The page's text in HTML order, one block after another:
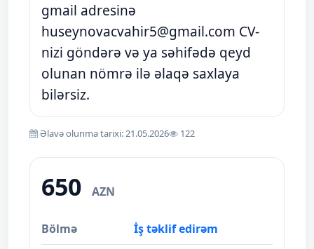
gmail adresinə
huseynovacvahir5@gmail.com CV-
nizi göndərə və ya səhifədə qeyd
olunan nömrə ilə əlaqə saxlaya
bilərsiz.
Əlavə olunma tarixi: 21.05.2026 122
650 AZN
Bölmə İş təklif edirəm